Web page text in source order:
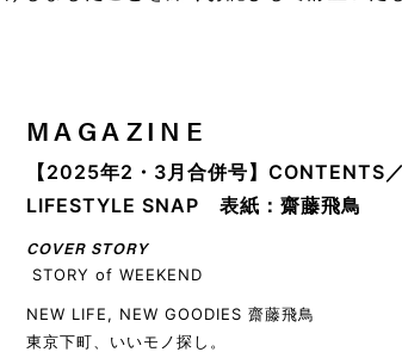
MAGAZINE
【2025年2・3月合併号】CONTENTS
LIFESTYLE SNAP 表紙：齋藤飛鳥
COVER STORY
STORY of WEEKEND
NEW LIFE, NEW GOODIES 齋藤飛鳥
東京下町、いいモノ探し。